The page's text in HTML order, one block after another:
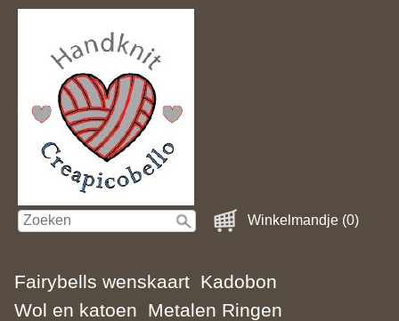
Winkelmandje (0)
Fairybells wenskaart Kadobon
Wol en katoen
Metalen Ringen